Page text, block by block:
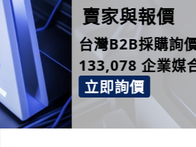
賣家與報價
台灣B2B採購詢價首選，
133,078 企業媒合貨比三家!
立即詢價